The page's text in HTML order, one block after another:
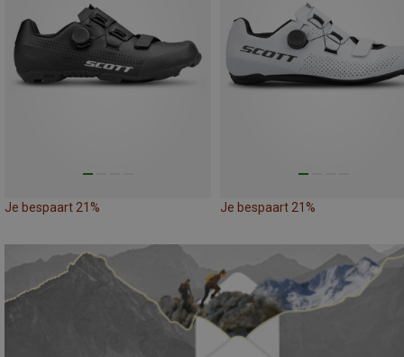
Je bespaart 21% Je bespaart 21%